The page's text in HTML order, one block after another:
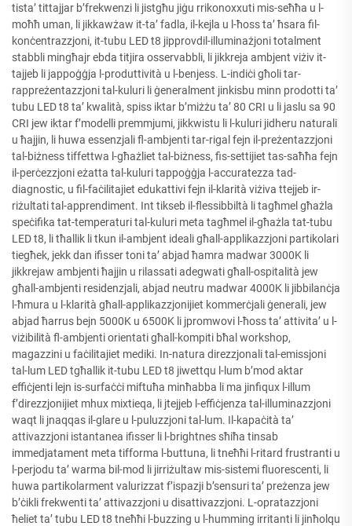
tista’ tittajjar b’frekwenzi li jistgħu jiġu rrikonoxxuti mis-seħħa u l-
moħħ uman, li jikkawżaw it-ta’ fadla, il-kejla u l-ħoss ta’ ħsara fil-
konċentrazzjoni, it-tubu LED t8 jipprovdil-illuminażjoni totalment
stabbli mingħajr ebda titjira osservabbli, li jikkreja ambjent viżiv it-
tajjeb li jappoġġja l-produttività u l-benjess. L-indiċi għoli tar-
rappreżentazzjoni tal-kuluri li ġeneralment jinkisbu minn prodotti ta’
tubu LED t8 ta’ kwalità, spiss iktar b’miżżu ta’ 80 CRI u li jaslu sa 90
CRI jew iktar f’modelli premmjumi, jikkwistu li l-kuluri jidheru naturali
u ħajjin, li huwa essenzjali fl-ambjenti tar-rigal fejn il-preżentazzjoni
tal-biżness tiffettwa l-għażliet tal-biżness, fis-settijiet tas-saħħa fejn
il-perċezzjoni eżatta tal-kuluri tappoġġja l-accuratezza tad-
diagnostic, u fil-faċilitajiet edukattivi fejn il-klarità viżiva ttejjeb ir-
riżultati tal-apprendiment. Int tikseb il-flessibbiltà li tagħmel għażla
speċifika tat-temperaturi tal-kuluri meta tagħmel il-għażla tat-tubu
LED t8, li tħallik li tkun il-ambjent ideali għall-applikazzjoni partikolari
tiegħek, jekk dan ifisser toni ta’ abjad ħamra madwar 3000K li
jikkrejaw ambjenti ħajjin u rilassati adegwati għall-ospitalità jew
għall-ambjenti residenzjali, abjad neutru madwar 4000K li jibbilanċja
l-ħmura u l-klarità għall-applikazzjonijiet kommerċjali ġenerali, jew
abjad ħarrus bejn 5000K u 6500K li jpromwovi l-ħoss ta’ attivita’ u l-
viżibilità fl-ambjenti orientati għall-kompiti bħal workshop,
magazzini u faċilitajiet mediki. In-natura direzzjonali tal-emissjoni
tal-lum LED tgħallik it-tubu LED t8 jiwettqu l-lum b’mod aktar
effiċjenti lejn is-surfaċċi miftuħa minħabba li ma jinfiqux l-illum
f’direzzjonijiet mhux mixtieqa, li jtejjeb l-effiċjenza tal-illuminazzjoni
waqt li jnaqqas il-glare u l-puluzzjoni tal-lum. Il-kapaċità ta’
attivazzjoni istantanea ifisser li l-brightnes sħiħa tinsab
immedjatament meta tifforma l-buttuna, li tneħħi l-ritard frustranti u
l-perjodu ta’ warma bil-mod li jirriżultaw mis-sistemi fluorescenti, li
huwa partikolarment valurizzat f’ispazji b’sensuri ta’ preżenza jew
b’ċikli frekwenti ta’ attivazzjoni u disattivazzjoni. L-opratazzjoni
ħeliet ta’ tubu LED t8 tneħħi l-buzzing u l-humming irritanti li jinħolqu